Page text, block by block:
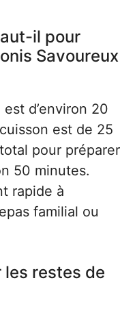
il pour
Savoureux
d’environ 20
est de 25
pour préparer
50 minutes.
rapide à
familial ou
restes de